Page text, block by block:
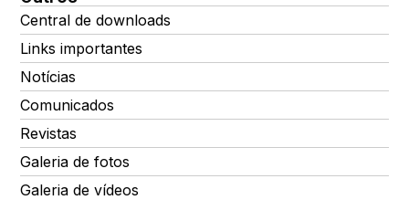
Central de downloads
Links importantes
Notícias
Comunicados
Revistas
Galeria de fotos
Galeria de vídeos